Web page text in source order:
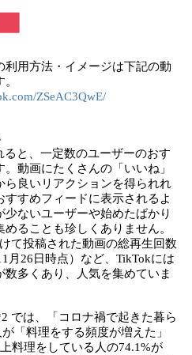
用方法・イメージは下記の動
ZSeAC3QwE/
と、一定数のユーザーのおす
動画にたくさんの「いいね」
ら良いリアクションを得られれ
すめフィードに表示されるよ
ないユーザーや始めたばかり
ることも珍しくありません。
て投稿された動画の総再生回数
月26日時点）など、TikTokには
多くあり、人気を集めていま
では、「コロナ禍で起きた暮ら
「料理をする頻度が増えた」
料理をしている人の74.1%が